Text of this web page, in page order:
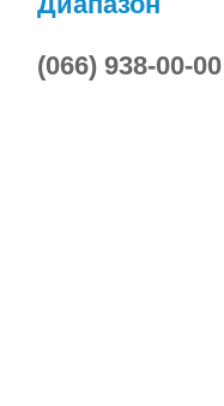
(066) 938-00-